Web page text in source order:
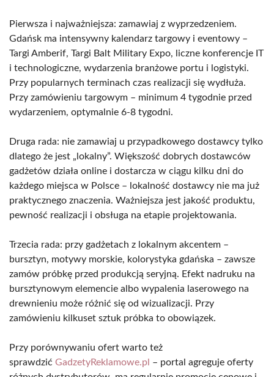
Pierwsza i najważniejsza: zamawiaj z wyprzedzeniem.
Gdańsk ma intensywny kalendarz targowy i eventowy –
Targi Amberif, Targi Balt Military Expo, liczne konferencje IT
i technologiczne, wydarzenia branżowe portu i logistyki.
Przy popularnych terminach czas realizacji się wydłuża.
Przy zamówieniu targowym – minimum 4 tygodnie przed
wydarzeniem, optymalnie 6-8 tygodni.
Druga rada: nie zamawiaj u przypadkowego dostawcy tylko
dlatego że jest „lokalny”. Większość dobrych dostawców
gadżetów działa online i dostarcza w ciągu kilku dni do
każdego miejsca w Polsce – lokalność dostawcy nie ma już
praktycznego znaczenia. Ważniejsza jest jakość produktu,
pewność realizacji i obsługa na etapie projektowania.
Trzecia rada: przy gadżetach z lokalnym akcentem –
bursztyn, motywy morskie, kolorystyka gdańska – zawsze
zamów próbkę przed produkcją seryjną. Efekt nadruku na
bursztynowym elemencie albo wypalenia laserowego na
drewnieniu może różnić się od wizualizacji. Przy
zamówieniu kilkuset sztuk próbka to obowiązek.
Przy porównywaniu ofert warto też
sprawdzić GadzetyReklamowe.pl – portal agreguje oferty